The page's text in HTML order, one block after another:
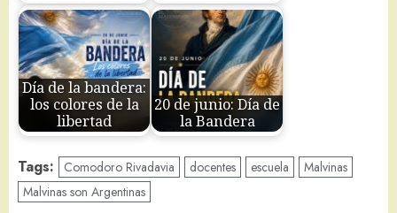
Día de la bandera:
los colores de la
libertad
20 de junio: Día de
la Bandera
Tags: Comodoro Rivadavia docentes escuela
Malvinas
Malvinas son Argentinas